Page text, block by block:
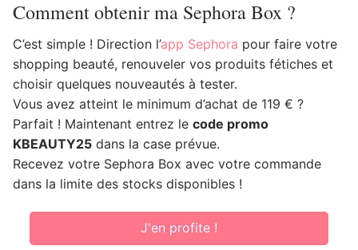
Comment obtenir ma Sephora Box ?
C’est simple ! Direction l’app Sephora pour faire votre
shopping beauté, renouveler vos produits fétiches et
choisir quelques nouveautés à tester.
Vous avez atteint le minimum d’achat de 119 € ?
Parfait ! Maintenant entrez le code promo
KBEAUTY25 dans la case prévue.
Recevez votre Sephora Box avec votre commande
dans la limite des stocks disponibles !
J'en profite !